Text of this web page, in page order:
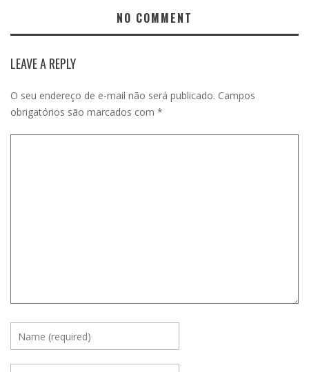
NO COMMENT
LEAVE A REPLY
O seu endereço de e-mail não será publicado. Campos
obrigatórios são marcados com *